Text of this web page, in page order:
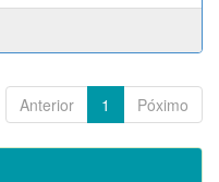
Anterior 1 Póximo